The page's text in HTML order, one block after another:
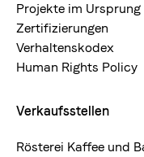
Projekte im Ursprung
Zertifizierungen
Verhaltenskodex
Human Rights Policy
Verkaufsstellen
Rösterei Kaffee und